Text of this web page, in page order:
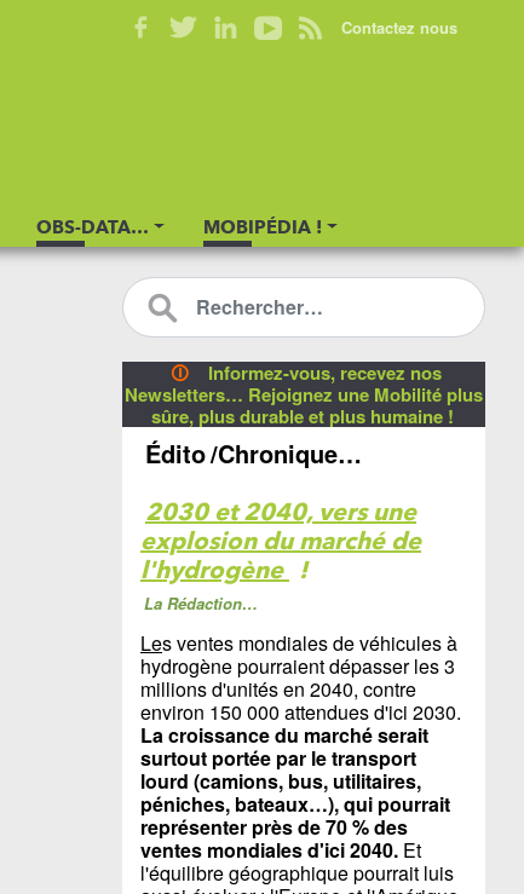
OBS-DATA… MOBIPÉDIA !
Contactez nous
🛈
Informez-vous, recevez nos
Newsletters… Rejoignez une Mobilité plus
sûre, plus durable et plus humaine !
Édito/Chronique…
2030 et 2040, vers une
explosion du marché de
l'hydrogène !
La Rédaction…
Les ventes mondiales de véhicules à
hydrogène pourraient dépasser les 3
millions d'unités en 2040, contre
environ 150 000 attendues d'ici 2030.
La croissance du marché serait
surtout portée par le transport
lourd (camions, bus, utilitaires,
péniches, bateaux…), qui pourrait
représenter près de 70 % des
ventes mondiales d'ici 2040. Et
l'équilibre géographique pourrait luis